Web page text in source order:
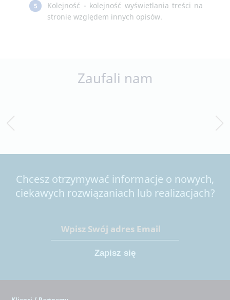
5
Kolejność - kolejność wyświetlania treści na
stronie względem innych opisów.
Zaufali nam
Chcesz otrzymywać informacje o nowych,
ciekawych rozwiązaniach lub realizacjach?